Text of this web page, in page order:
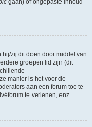
zij dit doen door middel van
groepen lid zijn (dit
manier is het voor de
aan een forum toe te
te verlenen, enz.